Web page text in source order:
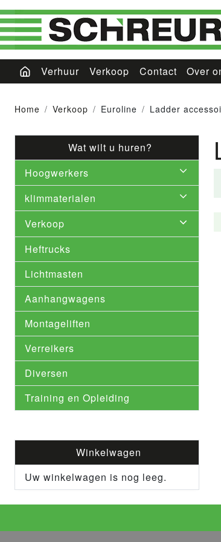
Verhuur Verkoop Contact Over
Home Verkoop Euroline Ladder
Winkelwagen
Uw winkelwagen is nog leeg.
Wat wilt u huren?
Hoogwerkers
klimmaterialen
Verkoop
Heftrucks
Lichtmasten
Aanhangwagens
Montageliften
Verreikers
Diversen
Training en Opleiding